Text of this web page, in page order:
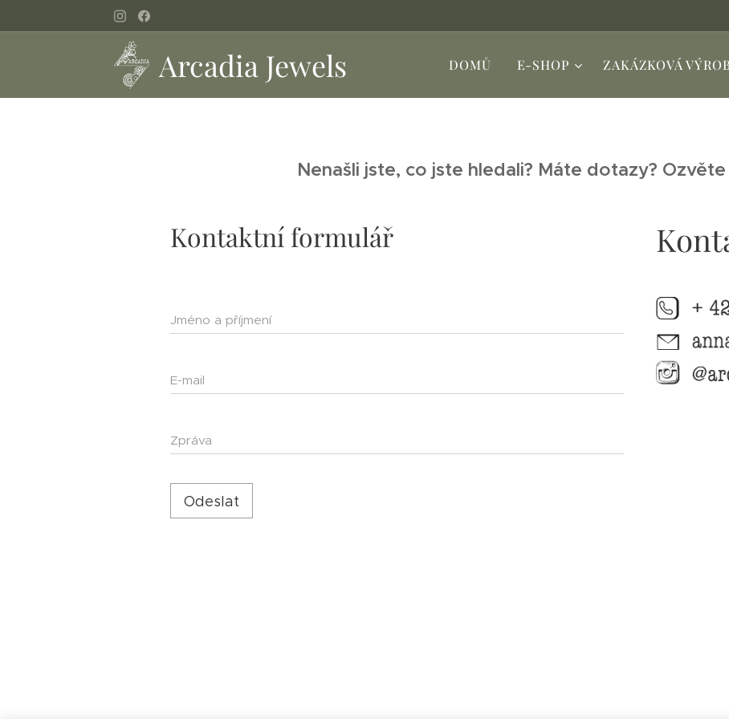
Arcadia Jewels DOMŮ E-SHOP ZAKÁZKOVÁ
Nenašli jste, co jste hledali? Máte dotazy? Ozvěte
Kontaktní formulář
Jméno a příjmení
E-mail
Zpráva
Odeslat